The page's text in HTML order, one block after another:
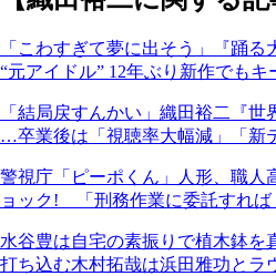
「こわすぎて夢に出そう」『踊
“元アイドル” 12年ぶり新作でもキ
「結局戻すんかい」織田裕二『
…卒業後は「視聴率大幅減」「新
警視庁「ピーポくん」人形、職人
ョック! 「刑務作業に委託すれば
水谷豊は自宅の素振りで植木鉢を
打ち込む木村拓哉は浜田雅功とラ